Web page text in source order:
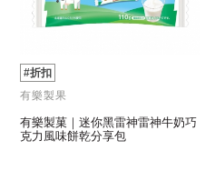
#折扣
有樂製果
有樂製菓｜迷你黑雷神雷神牛奶巧
克力風味餅乾分享包